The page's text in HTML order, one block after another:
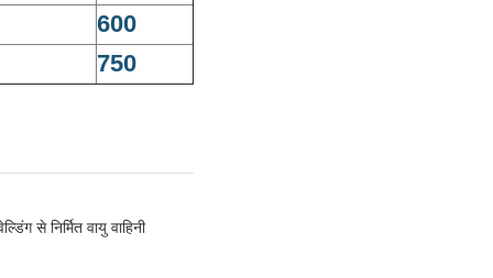
600
750
से निर्मित वायु वाहिनी